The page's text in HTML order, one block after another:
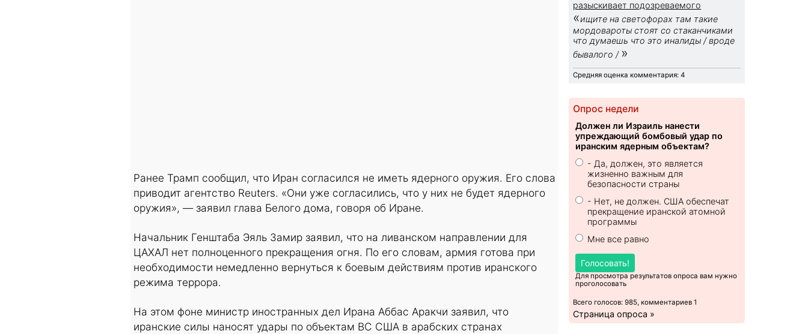
Ранее Трамп сообщил, что Иран согласился не иметь ядерного оружия. Его слова
приводит агентство Reuters. «Они уже согласились, что у них не будет ядерного
оружия», — заявил глава Белого дома, говоря об Иране.
Начальник Генштаба Эяль Замир заявил, что на ливанском направлении для
ЦАХАЛ нет полноценного прекращения огня. По его словам, армия готова при
необходимости немедленно вернуться к боевым действиям против иранского
режима террора.
На этом фоне министр иностранных дел Ирана Аббас Аракчи заявил, что
иранские силы наносят удары по объектам ВС США в арабских странах
разыскивает подозреваемого
«ищите на светофорах там такие
мордовароты стоят со стаканчиками
что думаешь что это иналиды / вроде
бывалого / »
Средняя оценка комментария: 4
Опрос недели
Должен ли Израиль нанести
упреждающий бомбовый удар по
иранским ядерным объектам?
- Да, должен, это является
жизненно важным для
безопасности страны
- Нет, не должен. США обеспечат
прекращение иранской атомной
программы
Мне все равно
Голосовать!
Для просмотра результатов опроса вам нужно
проголосовать
Всего голосов: 985, комментариев 1
Страница опроса »